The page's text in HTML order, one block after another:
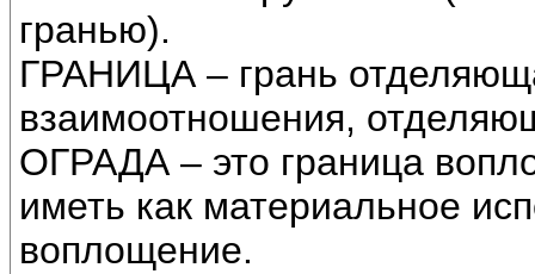
гранью).
ГРАНИЦА – грань
взаимоотношения,
ОГРАДА – это граница
иметь как материальное
воплощение.